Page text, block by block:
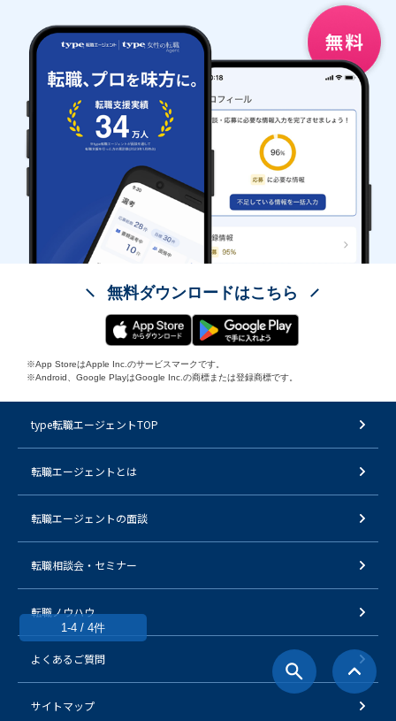
1-4 / 4件
無料ダウンロードはこちら
※App StoreはApple Inc.のサービスマークです。
※Android、Google PlayはGoogle Inc.の商標または登録商標です。
type転職エージェントTOP
転職エージェントとは
転職エージェントの面談
転職相談会・セミナー
転職ノウハウ
よくあるご質問
サイトマップ